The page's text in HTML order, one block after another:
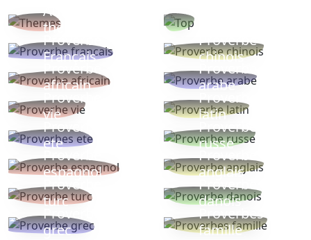
Autres
thèmes
Proverbe
Français
Proverbe
chinois
Proverbe
africain
Proverbe
arabe
Proverbe
vie
Proverbe
latin
Proverbes
ete
Proverbe
russe
Proverbe
espagnol
Proverbe
anglais
Proverbe
turc
Proverbe
danois
Proverbe
grec
Proverbes
famille